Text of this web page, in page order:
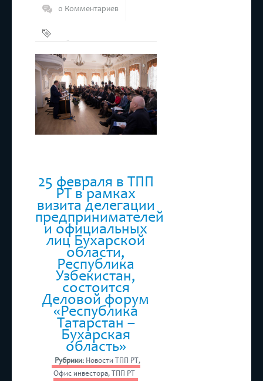
0 Комментариев
Ассамблея
ТПП РТ,
ТПП РТ
25 февраля в ТПП
РТ в рамках
визита делегации
предпринимателей
и официальных
лиц Бухарской
области,
Республика
Узбекистан,
состоится
Деловой форум
«Республика
Татарстан –
Бухарская
область»
Рубрики: Новости ТПП РТ,
Офис инвестора,ТПП РТ